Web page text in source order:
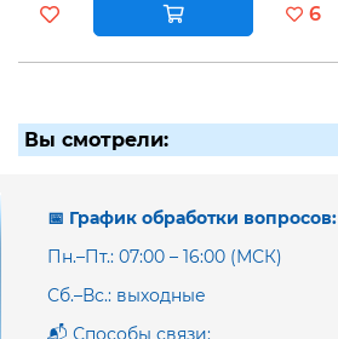
6
Вы смотрели:
📅 График обработки вопросов:
Пн.–Пт.: 07:00 – 16:00 (МСК)
Сб.–Вс.: выходные
📬 Способы связи: